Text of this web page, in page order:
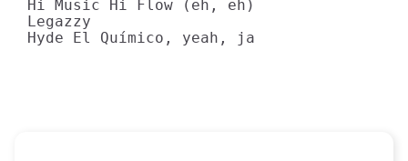
Hi Music Hi Flow (eh, eh)
Legazzy
Hyde El Químico, yeah, ja